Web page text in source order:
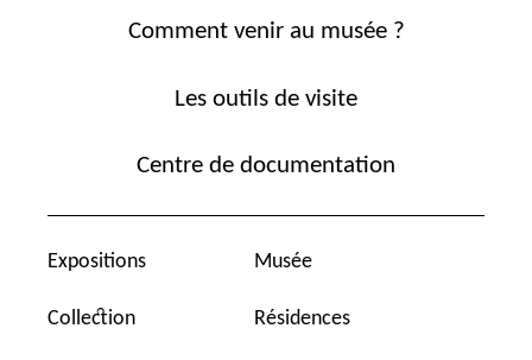
Comment venir au musée ?
Les outils de visite
Centre de documentation
Expositions
Collection
Musée
Résidences